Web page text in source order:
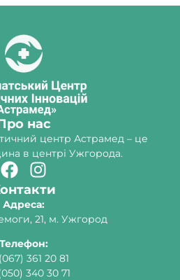
нас
центр Астрамед – це
в центрі Ужгорода.
Адреса:
21, м. Ужгород
Телефон:
361 20 81
340 30 71